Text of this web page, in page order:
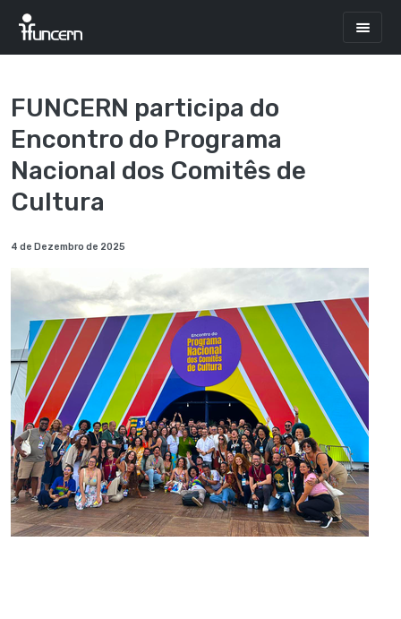
FUNCERN participa do
Encontro do Programa
Nacional dos Comitês de
Cultura
4 de Dezembro de 2025